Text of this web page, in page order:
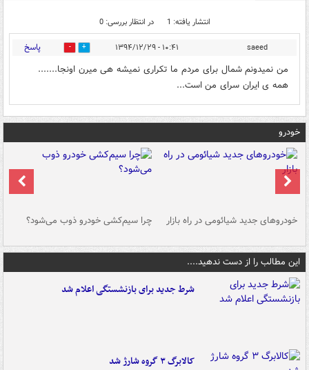
انتشار یافته: 1 در انتظار بررسی: 0
saeed ۱۰:۴۱ - ۱۳۹۴/۱۲/۲۹ 0 پاسخ
من نمیدونم شمال برای مردم ما تکراری نمیشه هی میرن اونجا.......
همه ی ایران سرای من است...
خودرو
خودروهای جدید شیائومی در راه بازار چرا سیم‌کشی خودرو ذوب می‌شود؟
این مطالب را از دست ندهید....
شرط جدید برای بازنشستگی اعلام شد
کالابرگ ۳ گروه شارژ شد